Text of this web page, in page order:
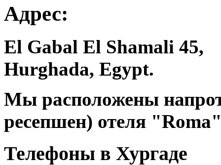
Адрес:
El Gabal El Shamali 45,
Hurghada, Egypt.
Мы расположены
ресепшен) отеля
Телефоны в Хургаде